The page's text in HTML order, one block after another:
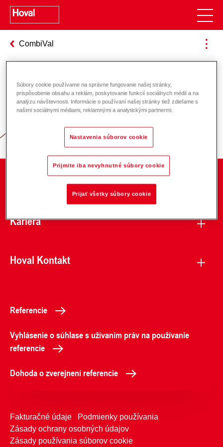
CombiVal
Zodpovednosť za energiu a životné
prostredie
O spoločnosti
Kariéra
Hoval Kontakt
Referencie
Vyhlásenie o súhlase s užívaním práv na používanie
referencie
Dohoda o zverejnení referencie
Fakturačné údaje
Podmienky používania
Zásady ochrany osobných údajov
Zásady používania súborov cookie
Súbory cookie používame na správne fungovanie našej stránky,
prispôsobenie obsahu a reklám, poskytovanie funkcií sociálnych médií a na
analýzu návštevnosti. Informácie o používaní našej stránky tiež zdieľame s
našimi sociálnymi médiami, reklamnými a analytickými partnermi.
Nastavenia súborov cookie
Prijmite iba nevyhnutné súbory cookie
Prijať všetky súbory cookie